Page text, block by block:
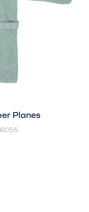
Planes